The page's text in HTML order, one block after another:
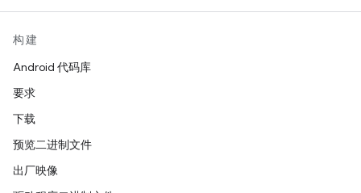
构建
Android 代码库
要求
下载
预览二进制文件
出厂映像